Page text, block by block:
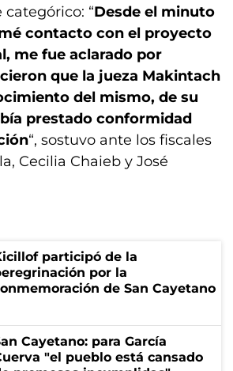
categórico: “Desde el minuto
contacto con el proyecto
me fue aclarado por
que la jueza Makintach
del mismo, de su
prestado conformidad
“, sostuvo ante los fiscales
Cecilia Chaieb y José
participó de la
por la
de San Cayetano
Cayetano: para García
"el pueblo está cansado